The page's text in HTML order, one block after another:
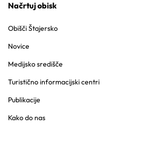
Načrtuj obisk
Obišči Štajersko
Novice
Medijsko središče
Turistično informacijski centri
Publikacije
Kako do nas